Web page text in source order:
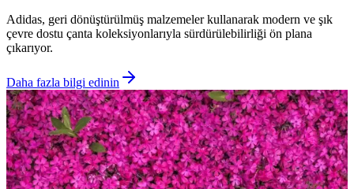
Adidas, geri dönüştürülmüş malzemeler kullanarak modern ve şık
çevre dostu çanta koleksiyonlarıyla sürdürülebilirliği ön plana
çıkarıyor.
Daha fazla bilgi edinin